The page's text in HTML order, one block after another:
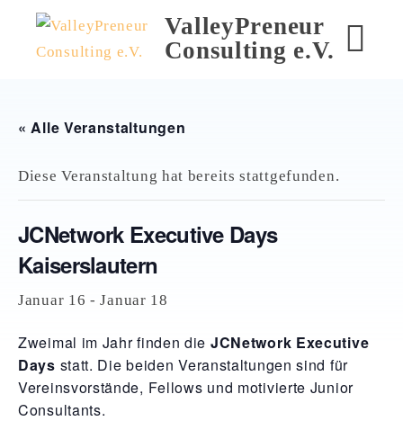
ValleyPreneur
Consulting e.V.
« Alle Veranstaltungen
Diese Veranstaltung hat bereits stattgefunden.
JCNetwork Executive Days
Kaiserslautern
Januar 16 -Januar 18
Zweimal im Jahr finden die JCNetwork Executive
Days statt. Die beiden Veranstaltungen sind für
Vereinsvorstände, Fellows und motivierte Junior
Consultants.